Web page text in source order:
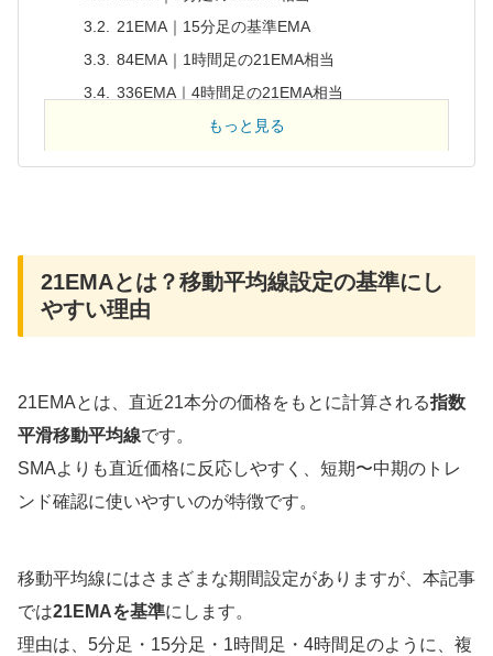
21EMA｜15分足の基準EMA
84EMA｜1時間足の21EMA相当
336EMA｜4時間足の21EMA相当
4本のEMAを表示することで得られるメリット
関連記事（あわせて読みたい）
✅ FXで「またやっちゃった…」そんなあな
たへ
もっと見る
21EMAとは？移動平均線設定の基準にし
やすい理由
21EMAとは、直近21本分の価格をもとに計算される指数
平滑移動平均線です。
SMAよりも直近価格に反応しやすく、短期〜中期のトレ
ンド確認に使いやすいのが特徴です。
移動平均線にはさまざまな期間設定がありますが、本記事
では21EMAを基準にします。
理由は、5分足・15分足・1時間足・4時間足のように、複